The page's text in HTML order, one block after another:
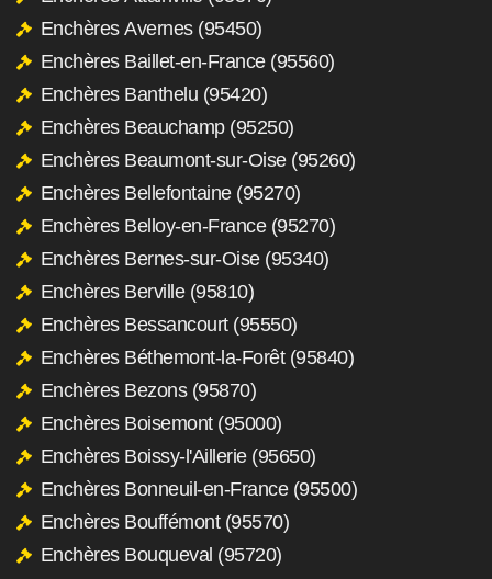
Enchères Avernes (95450)
Enchères Baillet-en-France (95560)
Enchères Banthelu (95420)
Enchères Beauchamp (95250)
Enchères Beaumont-sur-Oise (95260)
Enchères Bellefontaine (95270)
Enchères Belloy-en-France (95270)
Enchères Bernes-sur-Oise (95340)
Enchères Berville (95810)
Enchères Bessancourt (95550)
Enchères Béthemont-la-Forêt (95840)
Enchères Bezons (95870)
Enchères Boisemont (95000)
Enchères Boissy-l'Aillerie (95650)
Enchères Bonneuil-en-France (95500)
Enchères Bouffémont (95570)
Enchères Bouqueval (95720)